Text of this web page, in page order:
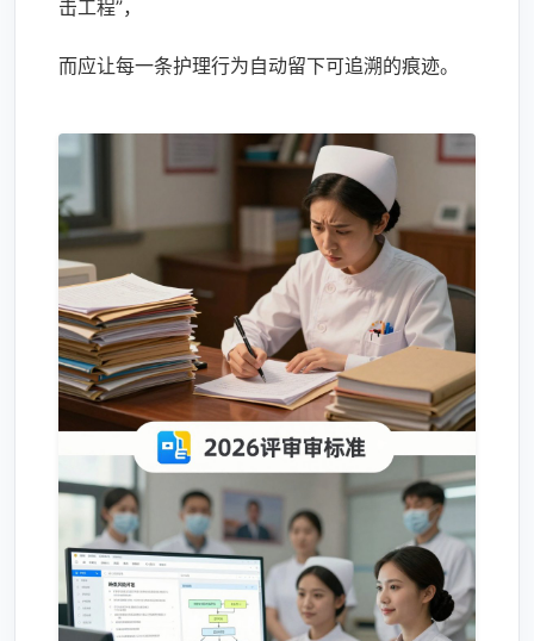
击工程”，
而应让每一条护理行为自动留下可追溯的痕迹。